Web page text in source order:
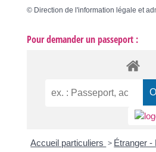
© Direction de l'information légale et
Pour demander un passeport :
Accueil particuliers > Étranger -